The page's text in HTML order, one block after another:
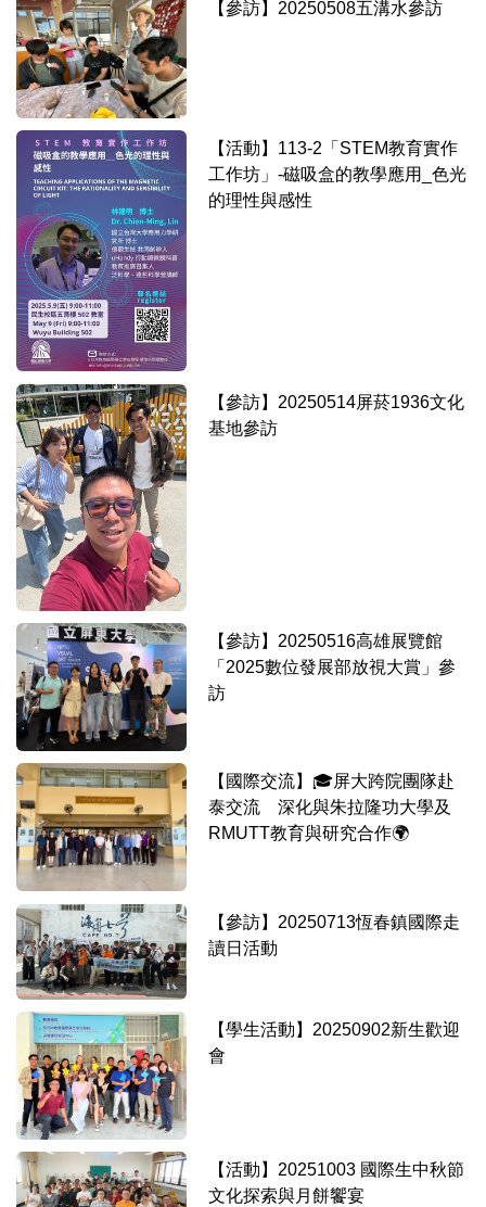
【參訪】20250508五溝水參訪
【活動】113-2「STEM教育實作
工作坊」-磁吸盒的教學應用_色光
的理性與感性
【參訪】20250514屏菸1936文化
基地參訪
【參訪】20250516高雄展覽館
「2025數位發展部放視大賞」參
訪
【國際交流】🎓屏大跨院團隊赴
泰交流 深化與朱拉隆功大學及
RMUTT教育與研究合作🌍
【參訪】20250713恆春鎮國際走
讀日活動
【學生活動】20250902新生歡迎
會
【活動】20251003 國際生中秋節
文化探索與月餅饗宴